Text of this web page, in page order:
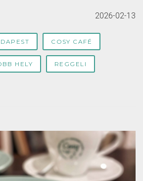
2026-02-13
COSY CAFÉ
HELY REGGELI